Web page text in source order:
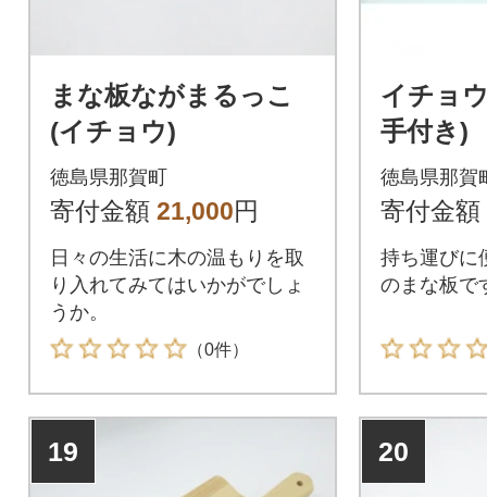
まな板ながまるっこ
(イチョウ)
徳島県那賀町
寄付金額 21,000円
日々の生活に木の温もりを取
り入れてみてはいかがでしょ
うか。
（0件）
イチョ
手付き)
徳島県那賀
寄付金額
持ち運びに
のまな板で
19 20